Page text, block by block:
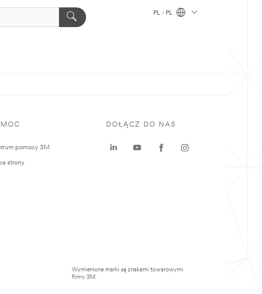
PL - PL
pomocy 3M
strony
DOŁĄCZ DO NAS
Wymienione marki są znakami towarowymi
firmy 3M.